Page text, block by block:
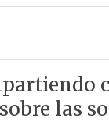
las